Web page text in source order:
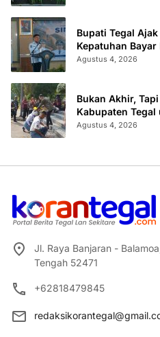
Bupati Tegal
Kepatuhan
“TULUS NGOPENI”
Agustus 4, 2026
Bukan Akhir,
Kabupaten
2026
Agustus 4, 2026
Jl. Raya Banjaran -
Tengah 52471
+62818479845